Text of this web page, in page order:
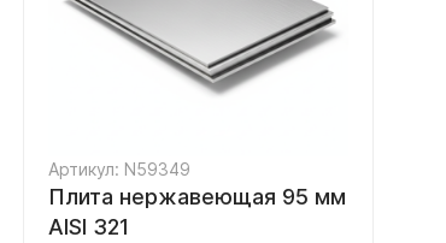
Артикул: N59349
Плита нержавеющая 95 мм
AISI 321